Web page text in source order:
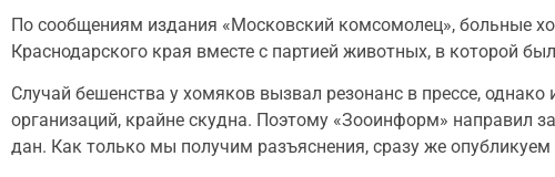
По сообщениям издания «Московский комсомолец», больные
Краснодарского края вместе с партией животных, в которой
Случай бешенства у хомяков вызвал резонанс в прессе,
организаций, крайне скудна. Поэтому «Зооинформ» направил
дан. Как только мы получим разъяснения, сразу же опубликуем